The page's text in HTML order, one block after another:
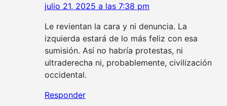
julio 21, 2025 a las 7:38 pm
Le revientan la cara y ni denuncia. La
izquierda estará de lo más feliz con esa
sumisión. Así no habría protestas, ni
ultraderecha ni, probablemente, civilización
occidental.
Responder